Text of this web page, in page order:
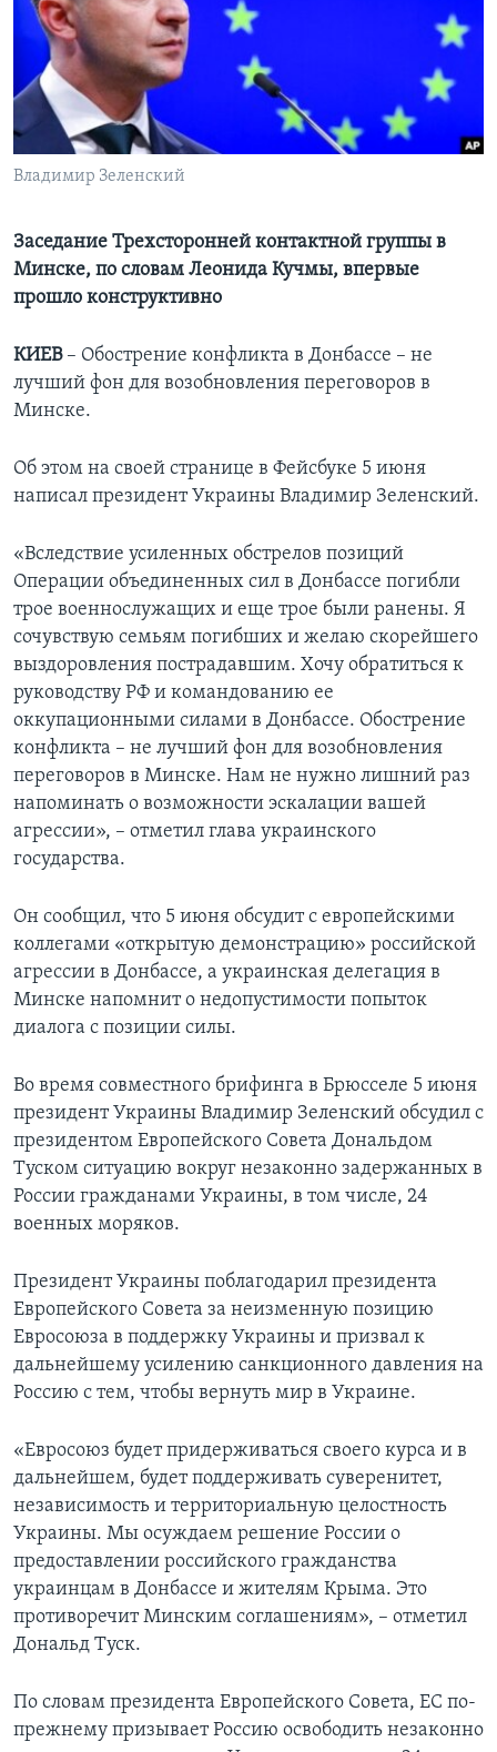
Learning English
СОЦИАЛЬНЫЕ СЕТИ
Владимир Зеленский
Заседание Трехсторонней контактной группы в
Минске, по словам Леонида Кучмы, впервые
прошло конструктивно
КИЕВ– Обострение конфликта в Донбассе – не
лучший фон для возобновления переговоров в
Минске.
Об этом на своей странице в Фейсбуке 5 июня
написал президент Украины Владимир Зеленский.
«Вследствие усиленных обстрелов позиций
Операции объединенных сил в Донбассе погибли
трое военнослужащих и еще трое были ранены. Я
сочувствую семьям погибших и желаю скорейшего
выздоровления пострадавшим. Хочу обратиться к
руководству РФ и командованию ее
оккупационными силами в Донбассе. Обострение
конфликта – не лучший фон для возобновления
переговоров в Минске. Нам не нужно лишний раз
напоминать о возможности эскалации вашей
агрессии», – отметил глава украинского
государства.
Он сообщил, что 5 июня обсудит с европейскими
коллегами «открытую демонстрацию» российской
агрессии в Донбассе, а украинская делегация в
Минске напомнит о недопустимости попыток
диалога с позиции силы.
Во время совместного брифинга в Брюсселе 5 июня
президент Украины Владимир Зеленский обсудил с
президентом Европейского Совета Дональдом
Туском ситуацию вокруг незаконно задержанных в
России гражданами Украины, в том числе, 24
военных моряков.
Президент Украины поблагодарил президента
Европейского Совета за неизменную позицию
Евросоюза в поддержку Украины и призвал к
дальнейшему усилению санкционного давления на
Россию с тем, чтобы вернуть мир в Украине.
«Евросоюз будет придерживаться своего курса и в
дальнейшем, будет поддерживать суверенитет,
независимость и территориальную целостность
Украины. Мы осуждаем решение России о
предоставлении российского гражданства
украинцам в Донбассе и жителям Крыма. Это
противоречит Минским соглашениям», – отметил
Дональд Туск.
По словам президента Европейского Совета, ЕС по-
прежнему призывает Россию освободить незаконно